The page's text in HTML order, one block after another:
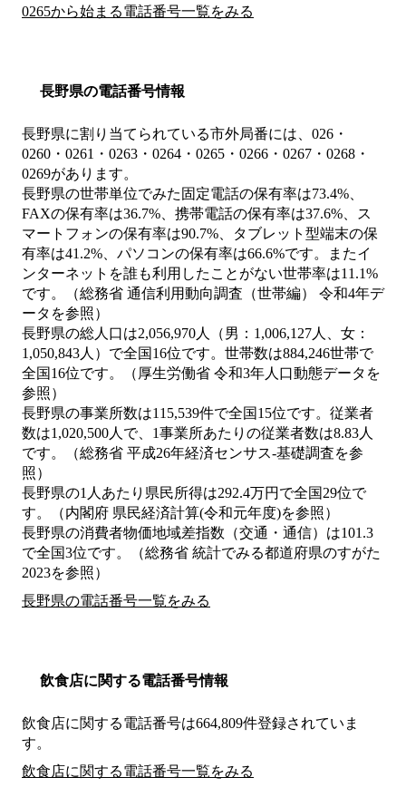
0265から始まる電話番号一覧をみる
長野県の電話番号情報
長野県に割り当てられている市外局番には、026・
0260・0261・0263・0264・0265・0266・0267・0268・
0269があります。
長野県の世帯単位でみた固定電話の保有率は73.4%、
FAXの保有率は36.7%、携帯電話の保有率は37.6%、ス
マートフォンの保有率は90.7%、タブレット型端末の保
有率は41.2%、パソコンの保有率は66.6%です。またイ
ンターネットを誰も利用したことがない世帯率は11.1%
です。（総務省 通信利用動向調査（世帯編） 令和4年デ
ータを参照）
長野県の総人口は2,056,970人（男：1,006,127人、女：
1,050,843人）で全国16位です。世帯数は884,246世帯で
全国16位です。（厚生労働省 令和3年人口動態データを
参照）
長野県の事業所数は115,539件で全国15位です。従業者
数は1,020,500人で、1事業所あたりの従業者数は8.83人
です。（総務省 平成26年経済センサス‐基礎調査を参
照）
長野県の1人あたり県民所得は292.4万円で全国29位で
す。（内閣府 県民経済計算(令和元年度)を参照）
長野県の消費者物価地域差指数（交通・通信）は101.3
で全国3位です。（総務省 統計でみる都道府県のすがた
2023を参照）
長野県の電話番号一覧をみる
飲食店に関する電話番号情報
飲食店に関する電話番号は664,809件登録されていま
す。
飲食店に関する電話番号一覧をみる